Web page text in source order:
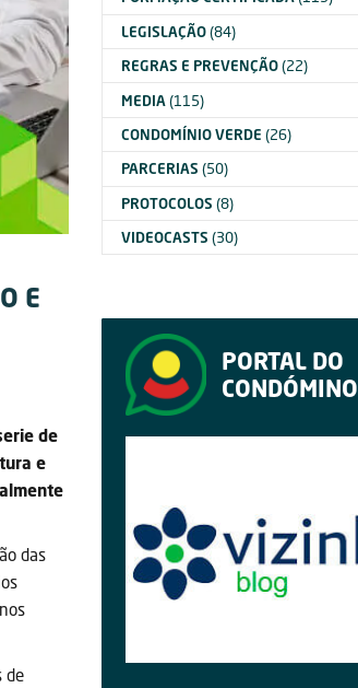
E
de
e
das
de
LEGISLAÇÃO(84)
REGRAS E PREVENÇÃO(22)
MEDIA(115)
CONDOMÍNIO VERDE (26)
PARCERIAS (50)
PROTOCOLOS (8)
VIDEOCASTS (30)
PORTAL DO
CONDÓMINO